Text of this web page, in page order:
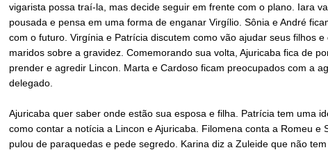
vigarista possa traí-la, mas decide seguir em frente com o plano. Iara
pousada e pensa em uma forma de enganar Virgílio. Sônia e André
com o futuro. Virgínia e Patrícia discutem como vão ajudar seus filhos e
maridos sobre a gravidez. Comemorando sua volta, Ajuricaba fica de
prender e agredir Lincon. Marta e Cardoso ficam preocupados com a
delegado.
Ajuricaba quer saber onde estão sua esposa e filha. Patrícia tem uma
como contar a notícia a Lincon e Ajuricaba. Filomena conta a Romeu e
pulou de paraquedas e pede segredo. Karina diz a Zuleide que não